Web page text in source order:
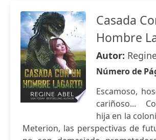
Casada
Hombre
Autor:
Número de
Escamoso,
cariñoso...
hija en la
Meterion, las perspectivas de